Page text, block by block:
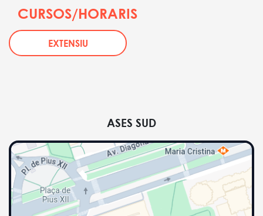
CURSOS/HORARIS
EXTENSIU
ASES SUD